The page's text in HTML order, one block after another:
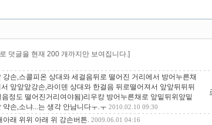
덧글을 현재 200 개까지만 보여집니다.]
손,스콜피온 상대와 세걸음뒤로 떨어진 거리에서 방어누른채
앞앞앞강손,라이덴 상대와 한걸음 뒤로떨어져서 앞앞뒤뒤뒤
정도 떨어진거리여야됨)리우캉 방어누른채로 앞밑뒤위앞밑
손,소냐...는 생각 안남니다ㅜ.ㅜ 2010.02.10 09:30
래 위위 아래 위 강손버튼. 2009.06.01 04:16